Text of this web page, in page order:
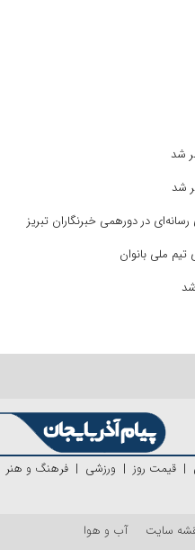
در دورهمی خبرنگاران تبریز
تیم ملی بانوان
| قیمت روز | ورزشی | فرهنگ و هنر
سایت آب و هوا